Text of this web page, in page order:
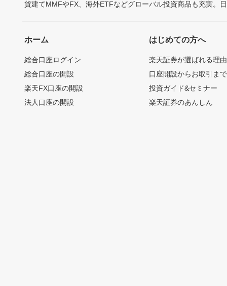
貨建てMMFやFX、海外ETFなどグローバル投資商品も充実。
ホーム
総合口座ログイン
総合口座の開設
楽天FX口座の開設
法人口座の開設
はじめての方へ
楽天証券が選ばれる理由
口座開設からお取引ま
投資ガイド&セミナー
楽天証券のあんしん